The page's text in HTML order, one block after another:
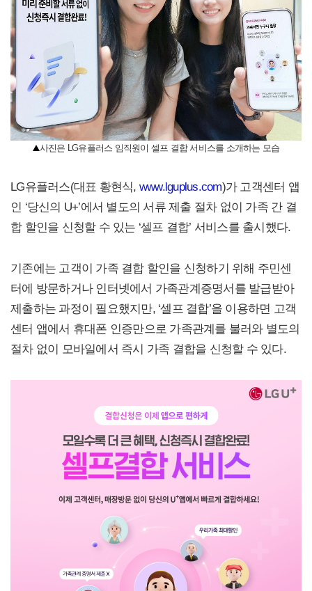
사진은 LG유플러스 임직원이 셀프 결합 서비스를 소개하는 모습
LG유플러스(대표 황현식, www.lguplus.com)가 고객센터 앱
인 ‘당신의 U+’에서 별도의 서류 제출 절차 없이 가족 간 결
합 할인을 신청할 수 있는 ‘셀프 결합’ 서비스를 출시했다.
기존에는 고객이 가족 결합 할인을 신청하기 위해 주민센
터에 방문하거나 인터넷에서 가족관계증명서를 발급받아
제출하는 과정이 필요했지만, ‘셀프 결합’을 이용하면 고객
센터 앱에서 휴대폰 인증만으로 가족관계를 불러와 별도의
절차 없이 모바일에서 즉시 가족 결합을 신청할 수 있다.